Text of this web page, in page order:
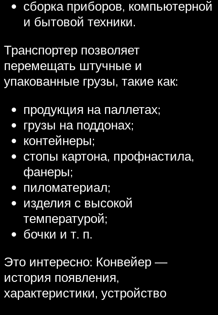
сборка приборов, компьютерной
и бытовой техники.
Транспортер позволяет
перемещать штучные и
упакованные грузы, такие как:
продукция на паллетах;
грузы на поддонах;
контейнеры;
стопы картона, профнастила,
фанеры;
пиломатериал;
изделия с высокой
температурой;
бочки и т. п.
Это интересно: Конвейер —
история появления,
характеристики, устройство